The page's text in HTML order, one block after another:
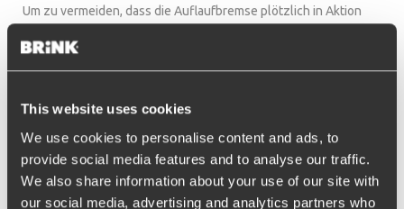
This website uses cookies
We use cookies to personalise content and ads, to
provide social media features and to analyse our traffic.
We also share information about your use of our site with
our social media, advertising and analytics partners who
Um zu vermeiden, dass die Auflaufbremse plötzlich in Aktion
Auflaufdämpfer (ein Stoßdämpfer) montiert. Je nach der Masse
des Wohnwagens stehen verschiedene Dämpfer zur
oder Pferdetrailer, umso größer muss der Dämpfungsfaktor
sein. Sie können die Funktion des Dämpfers kontrollieren, indem
Sie im (abgekoppelten) Wohnwagen die Handbremse ziehen
und die Schubstange mit der Hand eindrücken und danach
wieder herausziehen. Das muss (sehr) schwer gehen.